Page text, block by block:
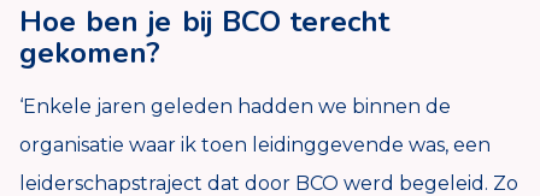
Hoe ben je bij BCO terecht
gekomen?
‘Enkele jaren geleden hadden we binnen de
organisatie waar ik toen leidinggevende was, een
leiderschapstraject dat door BCO werd begeleid. Zo